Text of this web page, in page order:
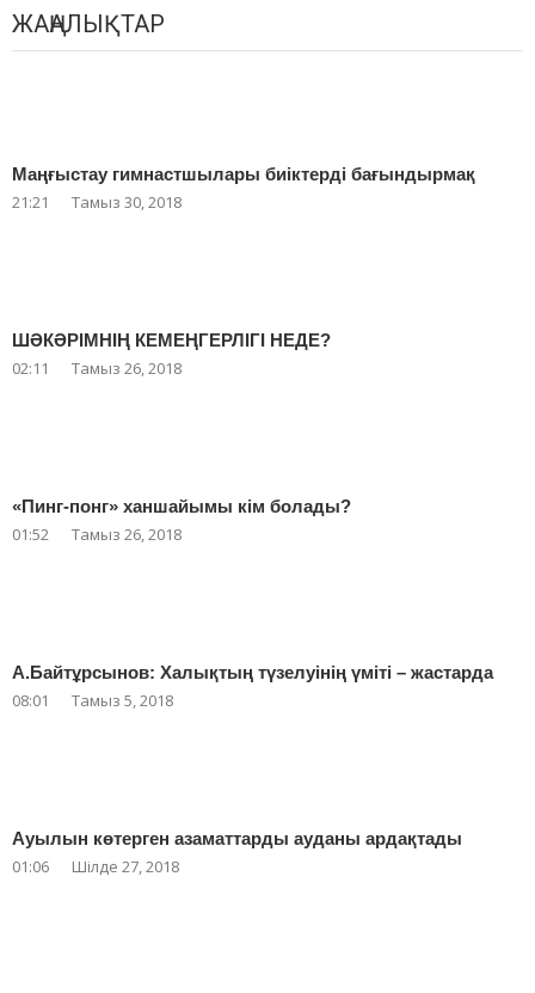
ЖАҢАЛЫҚТАР
Маңғыстау гимнастшылары биіктерді бағындырмақ
21:21 Тамыз 30, 2018
ШӘКӘРІМНІҢ КЕМЕҢГЕРЛІГІ НЕДЕ?
02:11 Тамыз 26, 2018
«Пинг-понг» ханшайымы кім болады?
01:52 Тамыз 26, 2018
А.Байтұрсынов: Халықтың түзелуінің үміті – жастарда
08:01 Тамыз 5, 2018
Ауылын көтерген азаматтарды ауданы ардақтады
01:06 Шілде 27, 2018